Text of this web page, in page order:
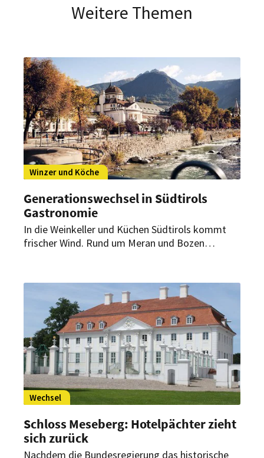
Weitere Themen
Winzer und Köche
Generationswechsel in Südtirols
Gastronomie
In die Weinkeller und Küchen Südtirols kommt
frischer Wind. Rund um Meran und Bozen
Hotel Rosa Alpina und das Sternerestaurant
Kuppelrain in Kastellbell.
Wechsel
Schloss Meseberg: Hotelpächter zieht
sich zurück
Nachdem die Bundesregierung das historische